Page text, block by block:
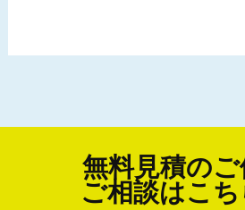
無料見積の
ご相談はこ